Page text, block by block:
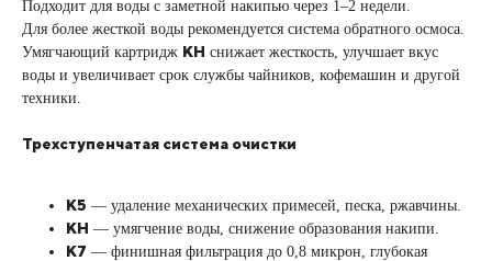
Подходит для воды с заметной накипью через 1–2 недели.
Для более жесткой воды рекомендуется система обратного осмоса.
Умягчающий картридж KH снижает жесткость, улучшает вкус
воды и увеличивает срок службы чайников, кофемашин и другой
техники.
Трехступенчатая система очистки
К5 — удаление механических примесей, песка, ржавчины.
KH — умягчение воды, снижение образования накипи.
К7 — финишная фильтрация до 0,8 микрон, глубокая